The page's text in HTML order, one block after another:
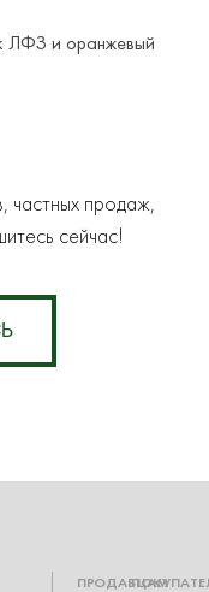
ЛФЗ и оранжевый
частных продаж,
сейчас!
ПРОДАВЦАМ